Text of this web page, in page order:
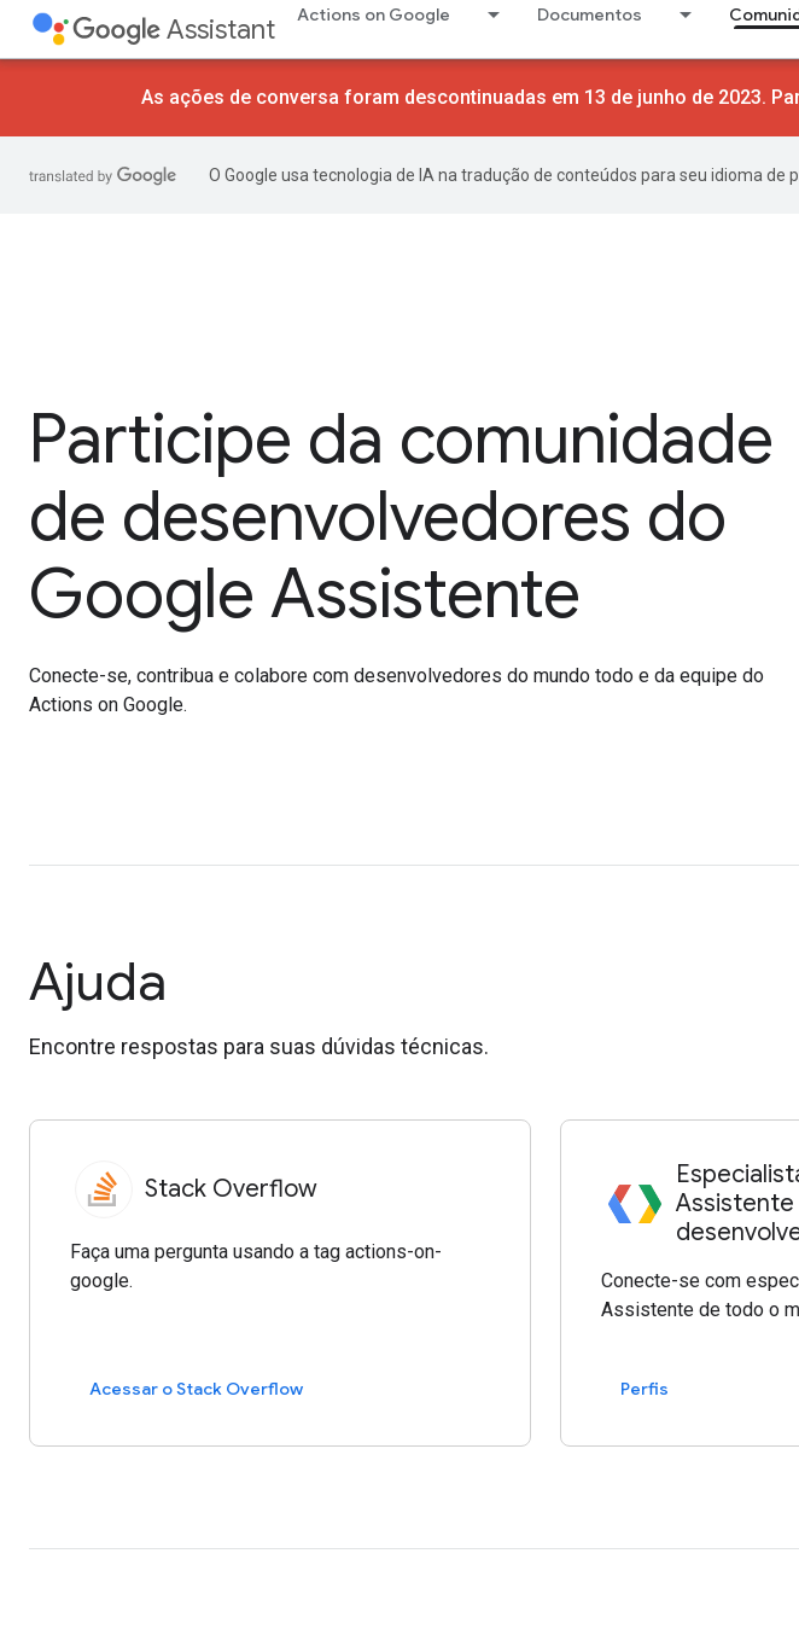
Assistant Actions on Google Documentos
As ações de conversa foram descontinuadas em 13 de junho de 2023.
O Google usa tecnologia de IA na tradução de conteúdos para seu idioma
Participe da comunidade
de desenvolvedores do
Google Assistente
Conecte-se, contribua e colabore com desenvolvedores do mundo todo e da equipe do
Actions on Google.
Ajuda
Encontre respostas para suas dúvidas técnicas.
Stack Overflow
Faça uma pergunta usando a tag actions-on-
google.
Acessar o Stack Overflow
Assistente
Conecte-se com
Assistente de todo o
Perfis